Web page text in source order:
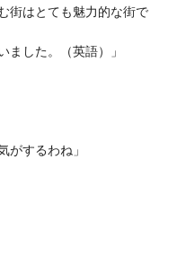
街はとても魅力的な街で
ました。（英語）」
がするわね」